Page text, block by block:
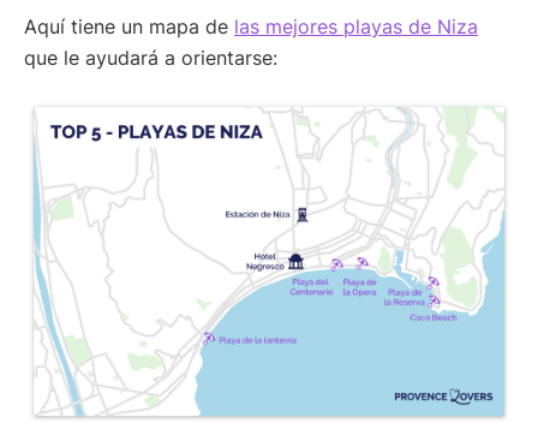
Aquí tiene un mapa de las mejores playas de Niza
que le ayudará a orientarse: